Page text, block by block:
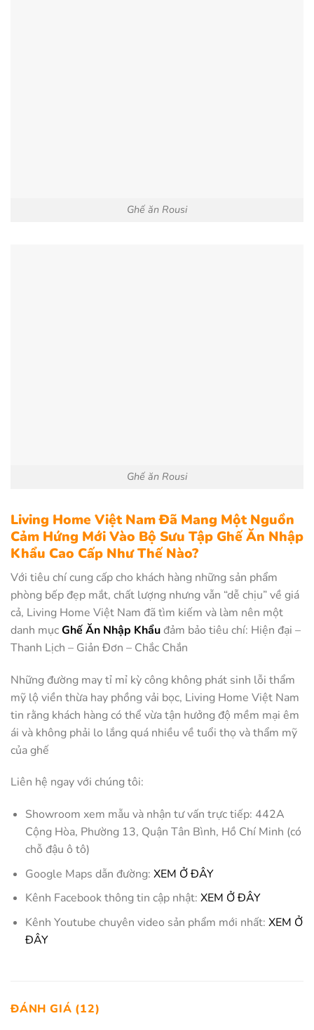
Ghế ăn Rousi
Ghế ăn Rousi
Living Home Việt Nam Đã Mang Một Nguồn
Cảm Hứng Mới Vào Bộ Sưu Tập Ghế Ăn Nhập
Khẩu Cao Cấp Như Thế Nào?
Với tiêu chí cung cấp cho khách hàng những sản phẩm
phòng bếp đẹp mắt, chất lượng nhưng vẫn “dễ chịu” về giá
cả, Living Home Việt Nam đã tìm kiếm và làm nên một
danh mụcGhế Ăn Nhập Khẩuđảm bảo tiêu chí: Hiện đại –
Thanh Lịch – Giản Đơn – Chắc Chắn
Những đường may tỉ mỉ kỳ công không phát sinh lỗi thẩm
mỹ lộ viền thừa hay phồng vải bọc, Living Home Việt Nam
tin rằng khách hàng có thể vừa tận hưởng độ mềm mại êm
ái và không phải lo lắng quá nhiều về tuổi thọ và thẩm mỹ
của ghế
Liên hệ ngay với chúng tôi:
Showroom xem mẫu và nhận tư vấn trực tiếp: 442A
Cộng Hòa, Phường 13, Quận Tân Bình, Hồ Chí Minh (có
chỗ đậu ô tô)
Google Maps dẫn đường: XEM Ở ĐÂY
Kênh Facebook thông tin cập nhật: XEM Ở ĐÂY
Kênh Youtube chuyên video sản phẩm mới nhất: XEM Ở
ĐÂY
ĐÁNH GIÁ (12)